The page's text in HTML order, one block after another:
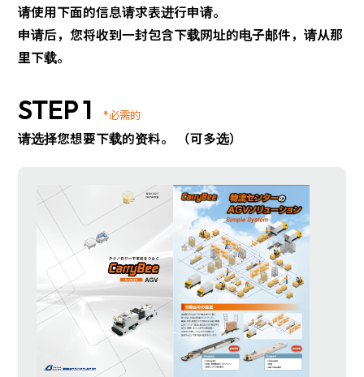
请使用下面的信息请求表进行申请。
申请后，您将收到一封包含下载网址的电子邮件，请从那
里下载。
STEP 1 *必需的
请选择您想要下载的资料。 （可多选）